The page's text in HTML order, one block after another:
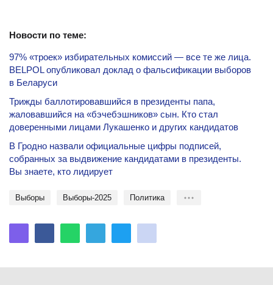
Новости по теме:
97% «троек» избирательных комиссий — все те же лица.
BELPOL опубликовал доклад о фальсификации выборов
в Беларуси
Трижды баллотировавшийся в президенты папа,
жаловавшийся на «бэчебэшников» сын. Кто стал
доверенными лицами Лукашенко и других кандидатов
В Гродно назвали официальные цифры подписей,
собранных за выдвижение кандидатами в президенты.
Вы знаете, кто лидирует
Выборы Выборы-2025 политика